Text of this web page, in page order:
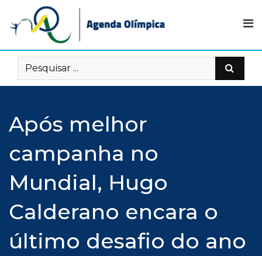
content
Após melhor
campanha no
Mundial, Hugo
Calderano encara o
último desafio do ano